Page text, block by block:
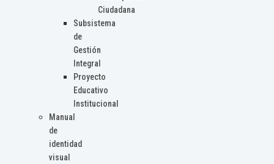
Ciudadana
Subsistema
de
Gestión
Integral
Proyecto
Educativo
Institucional
Manual
de
identidad
visual